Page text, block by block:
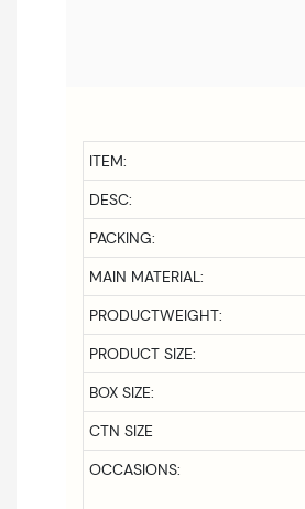
ITEM:
DESC:
PACKING:
MAIN MATERIAL:
PRODUCTWEIGHT:
PRODUCT SIZE:
BOX SIZE:
CTN SIZE
OCCASIONS: